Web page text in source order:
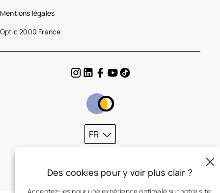
Mentions légales
Optic 2000 France
FR
Des cookies pour y voir plus clair ?